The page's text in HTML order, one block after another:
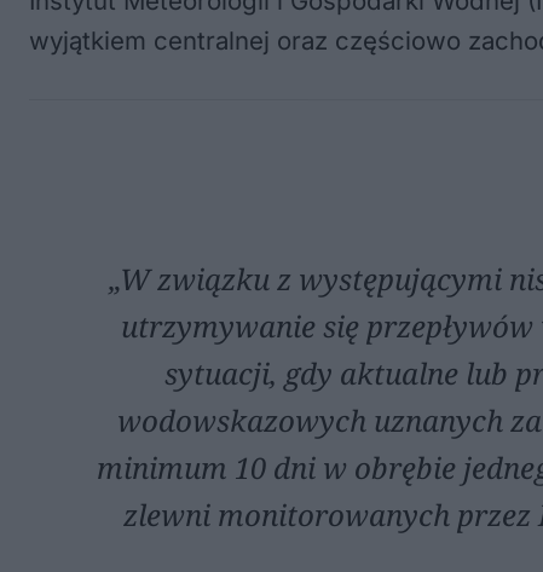
wyjątkiem centralnej oraz częściowo
„W związku z występującymi
utrzymywanie się
sytuacji, gdy aktualne lub
wodowskazowych uznanych
minimum 10 dni w obrębie
zlewni monitorowanych przez